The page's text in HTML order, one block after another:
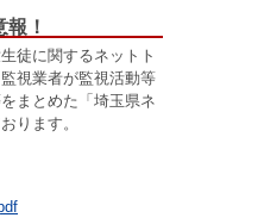
！
徒に関するネットト
視業者が監視活動等
まとめた「埼玉県ネ
ります。